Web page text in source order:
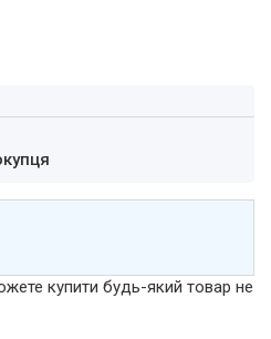
купити будь-який товар не